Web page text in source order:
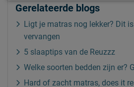
Gerelateerde blogs
Ligt je matras nog lekker? Dit
vervangen
5 slaaptips van de Reuzzz
Welke soorten bedden zijn er?
Hard of zacht matras, does it